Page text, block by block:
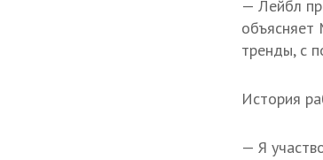
— Лейбл
объясняет
тренды, с
История
— Я